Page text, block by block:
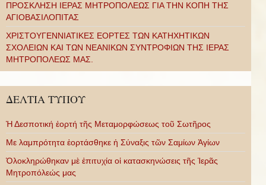
ΠΡΟΣΚΛΗΣΗ ΙΕΡΑΣ ΜΗΤΡΟΠΟΛΕΩΣ ΓΙΑ ΤΗΝ ΚΟΠΗ ΤΗΣ
ΑΓΙΟΒΑΣΙΛΟΠΙΤΑΣ
ΧΡΙΣΤΟΥΓΕΝΝΙΑΤΙΚΕΣ ΕΟΡΤΕΣ ΤΩΝ ΚΑΤΗΧΗΤΙΚΩΝ
ΣΧΟΛΕΙΩΝ ΚΑΙ ΤΩΝ ΝΕΑΝΙΚΩΝ ΣΥΝΤΡΟΦΙΩΝ ΤΗΣ ΙΕΡΑΣ
ΜΗΤΡΟΠΟΛΕΩΣ ΜΑΣ.
ΔΕΛΤΙΑ ΤΥΠΟΥ
Ἡ Δεσποτική ἑορτή τῆς Μεταμορφώσεως τοῦ Σωτῆρος
Με λαμπρότητα ἑορτάσθηκε ἡ Σύναξις τῶν Σαμίων Ἁγίων
Ὁλοκληρώθηκαν μὲ ἐπιτυχία οἱ κατασκηνώσεις τῆς Ἱερᾶς
Μητροπόλεώς μας